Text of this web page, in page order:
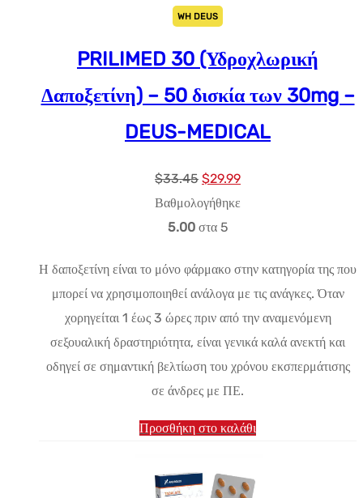
WH DEUS
PRILIMED 30 (Υδροχλωρική
Δαποξετίνη) – 50 δισκία των 30mg –
DEUS-MEDICAL
$33.45 Αρχική
τιμή:
$33.45.
$29.99Η
$29.99.
Βαθμολογήθηκε
5.00στα 5
Η δαποξετίνη είναι το μόνο φάρμακο στην κατηγορία της που
μπορεί να χρησιμοποιηθεί ανάλογα με τις ανάγκες. Όταν
χορηγείται 1 έως 3 ώρες πριν από την αναμενόμενη
σεξουαλική δραστηριότητα, είναι γενικά καλά ανεκτή και
οδηγεί σε σημαντική βελτίωση του χρόνου εκσπερμάτισης
σε άνδρες με ΠΕ.
Προσθήκη στο καλάθι